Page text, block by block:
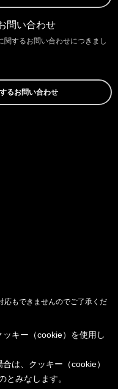
問い合わせ
関するお問い合わせにつきまし
るお問い合わせ
もできませんのでご了承くだ
キー（cookie）を使用し
は、クッキー（cookie）
とみなします。